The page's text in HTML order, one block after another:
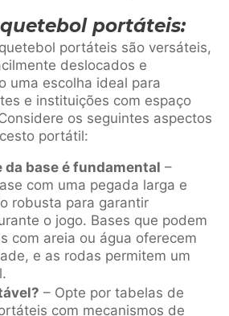
portáteis:
portáteis são versáteis,
deslocados e
uma escolha ideal para
e instituições com espaço
os seguintes aspectos
portátil:
base é fundamental –
com uma pegada larga e
robusta para garantir
o jogo. Bases que podem
com areia ou água oferecem
e as rodas permitem um
– Opte por tabelas de
com mecanismos de